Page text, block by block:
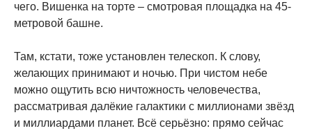
чего. Вишенка на торте – смотровая площадка на 45-
метровой башне.
Там, кстати, тоже установлен телескоп. К слову,
желающих принимают и ночью. При чистом небе
можно ощутить всю ничтожность человечества,
рассматривая далёкие галактики с миллионами звёзд
и миллиардами планет. Всё серьёзно: прямо сейчас